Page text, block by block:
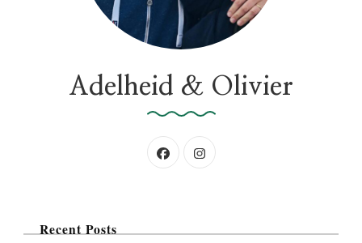
Adelheid & Olivier
Recent Posts